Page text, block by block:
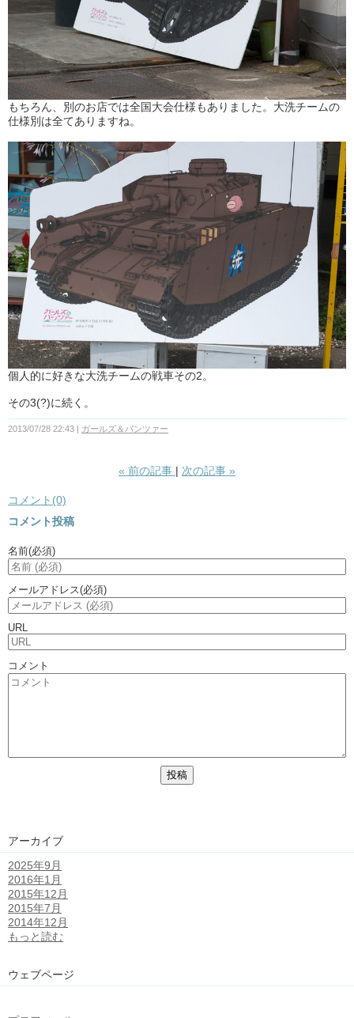
もちろん、別のお店では全国大会仕様もありました。大洗チームの
仕様別は全てありますね。
個人的に好きな大洗チームの戦車その2。
その3(?)に続く。
2013/07/28 22:43 ガールズ＆パンツァー
« 前の記事 次の記事 »
コメント(0)
コメント投稿
名前(必須)
メールアドレス(必須)
URL
コメント
アーカイブ
2025年9月
2016年1月
2015年12月
2015年7月
2014年12月
もっと読む
ウェブページ